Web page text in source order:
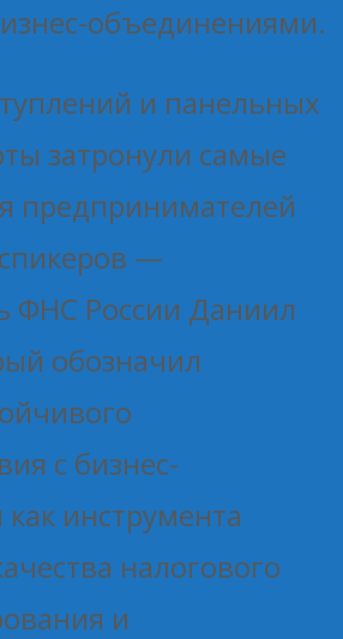
объединениями.
и панельных
затронули самые
предпринимателей
—
ФНС России Даниил
обозначил
с бизнес-
инструмента
налогового
и